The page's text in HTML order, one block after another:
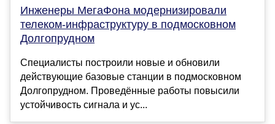
Инженеры МегаФона модернизировали
телеком-инфраструктуру в подмосковном
Долгопрудном
Специалисты построили новые и обновили
действующие базовые станции в подмосковном
Долгопрудном. Проведённые работы повысили
устойчивость сигнала и ус...